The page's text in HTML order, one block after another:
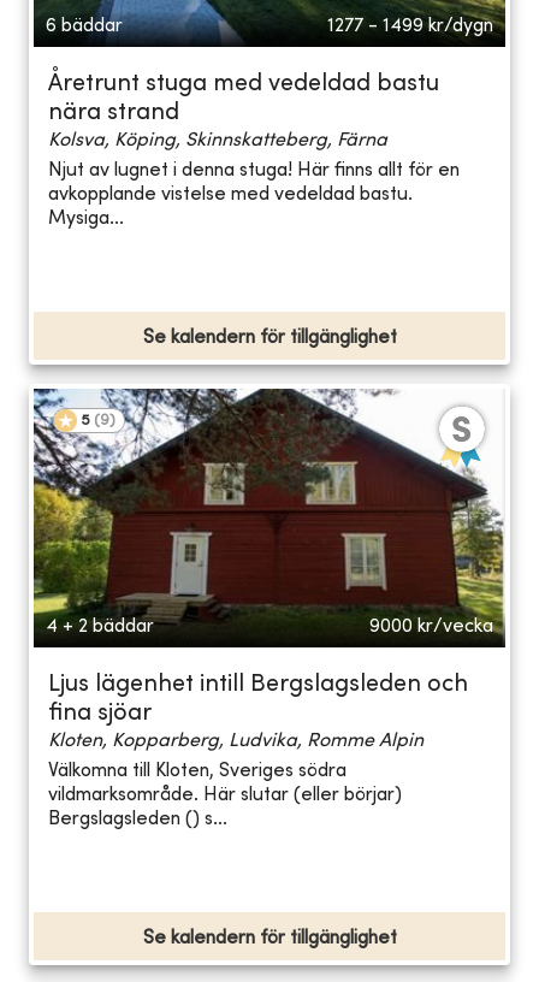
6 bäddar 1277 - 1499 kr/dygn
Åretrunt stuga med vedeldad bastu
nära strand
Kolsva, Köping, Skinnskatteberg, Färna
Njut av lugnet i denna stuga! Här finns allt för en
avkopplande vistelse med vedeldad bastu.
Mysiga...
Se kalendern för tillgänglighet
5 (9)
4 + 2 bäddar 9000 kr/vecka
Ljus lägenhet intill Bergslagsleden och
fina sjöar
Kloten, Kopparberg, Ludvika, Romme Alpin
Välkomna till Kloten, Sveriges södra
vildmarksområde. Här slutar (eller börjar)
Bergslagsleden () s...
Se kalendern för tillgänglighet